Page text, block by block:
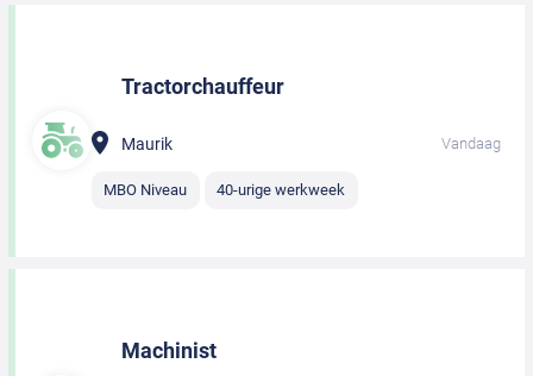
Tractorchauffeur
Maurik Vandaag
MBO Niveau 40-urige werkweek
Machinist